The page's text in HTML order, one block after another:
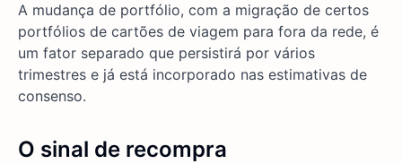
A mudança de portfólio, com a migração de certos
portfólios de cartões de viagem para fora da rede, é
um fator separado que persistirá por vários
trimestres e já está incorporado nas estimativas de
consenso.
O sinal de recompra